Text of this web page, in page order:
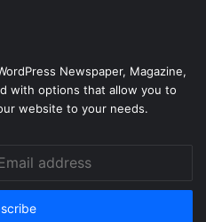
Newspaper, Magazine,
with options that allow you to
website to your needs.